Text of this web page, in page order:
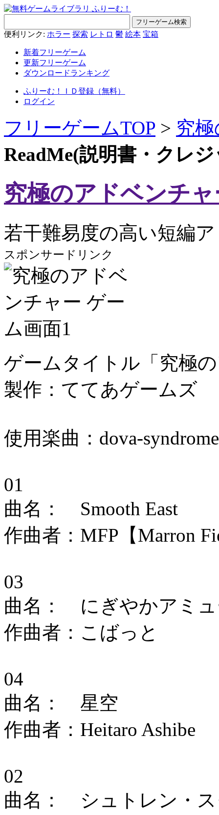
便利リンク: ホラー 探索 レトロ 鬱 絵本 宝箱
新着フリーゲーム
更新フリーゲーム
ダウンロードランキング
ふりーむ！ＩＤ登録（無料）
ログイン
フリーゲームTOP > 究
ReadMe(説明書・クレ
究極のアドベンチ
若干難易度の高い短編
スポンサードリンク
ゲームタイトル「究極
製作：ててあゲームズ
使用楽曲：dova-syndrome
01
曲名： Smooth East
作曲者：MFP【Marron
03
曲名： にぎやかアミ
作曲者：こばっと
04
曲名： 星空
作曲者：Heitaro Ashibe
02
曲名： シュトレン・